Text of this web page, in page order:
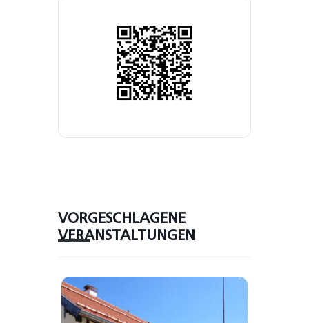
VORGESCHLAGENE
VERANSTALTUNGEN